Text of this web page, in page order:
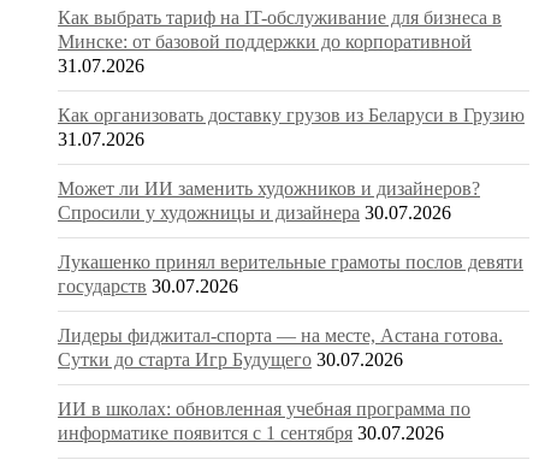
Как выбрать тариф на IT-обслуживание для бизнеса в
Минске: от базовой поддержки до корпоративной
31.07.2026
Как организовать доставку грузов из Беларуси в Грузию
31.07.2026
Может ли ИИ заменить художников и дизайнеров?
Спросили у художницы и дизайнера 30.07.2026
Лукашенко принял верительные грамоты послов девяти
государств 30.07.2026
Лидеры фиджитал-спорта — на месте, Астана готова.
Сутки до старта Игр Будущего 30.07.2026
ИИ в школах: обновленная учебная программа по
информатике появится с 1 сентября 30.07.2026